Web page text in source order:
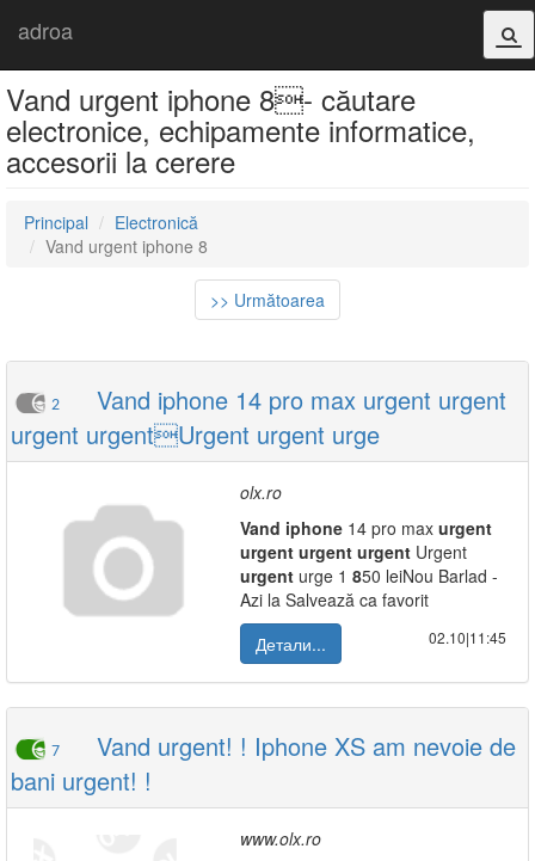
adroa
Vand urgent iphone 8- căutare
electronice, echipamente informatice,
accesorii la cerere
Principal
Electronică
Vand urgent iphone 8
>> Următoarea
2
Vand iphone 14 pro max urgent urgent
urgent urgentUrgent urgent urge
olx.ro
Vand iphone 14 pro max urgent
urgent urgent urgent Urgent
urgent urge 1 850 leiNou Barlad -
Azi la Salvează ca favorit
Детали...
02.10|11:45
7
Vand urgent! ! Iphone XS am nevoie de
bani urgent! !
www.olx.ro